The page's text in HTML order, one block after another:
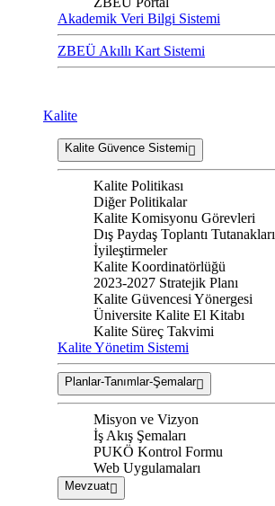
Akademik Veri Bilgi Sistemi
ZBEÜ Akıllı Kart Sistemi
Kalite
Kalite Güvence Sistemi
Kalite Politikası
Diğer Politikalar
Kalite Komisyonu Görevleri
Dış Paydaş Toplantı Tutanakları
İyileştirmeler
Kalite Koordinatörlüğü
2023-2027 Stratejik Planı
Kalite Güvencesi Yönergesi
Üniversite Kalite El Kitabı
Kalite Süreç Takvimi
Kalite Yönetim Sistemi
Planlar-Tanımlar-Şemalar
Misyon ve Vizyon
İş Akış Şemaları
PUKÖ Kontrol Formu
Web Uygulamaları
Mevzuat